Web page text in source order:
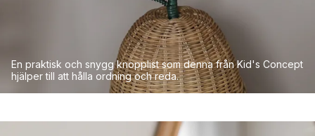
En praktisk och snygg knopplist som denna från Kid's Concept
hjälper till att hålla ordning och reda.